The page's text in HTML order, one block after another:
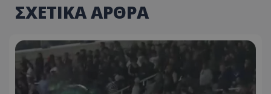
ΣΧΕΤΙΚΑ ΑΡΘΡΑ